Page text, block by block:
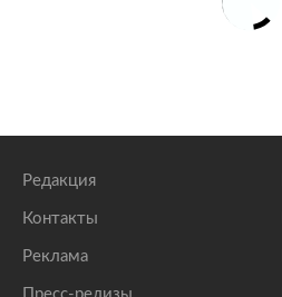
Редакция
Контакты
Реклама